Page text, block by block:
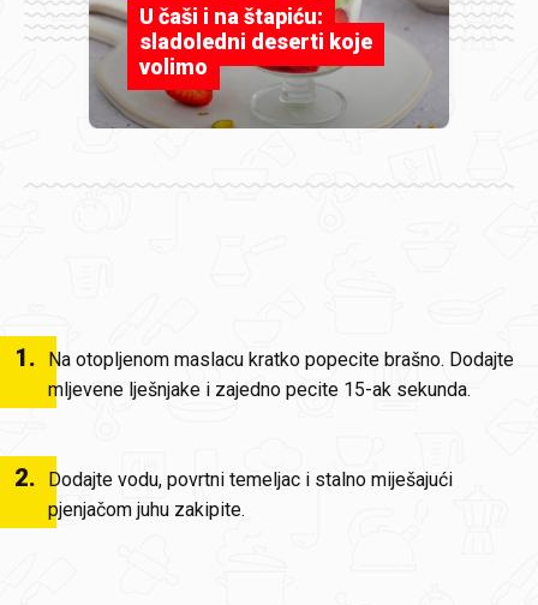
U čaši i na štapiću:
sladoledni deserti koje
volimo
1.
Na otopljenom maslacu kratko popecite brašno. Dodajte
mljevene lješnjake i zajedno pecite 15-ak sekunda.
2.
Dodajte vodu, povrtni temeljac i stalno miješajući
pjenjačom juhu zakipite.